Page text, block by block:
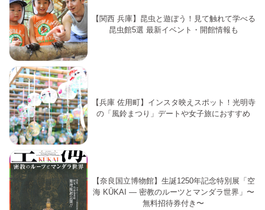
【関西 兵庫】昆虫と遊ぼう！見て触れて学べる
昆虫館5選 最新イベント・開館情報も
【兵庫 佐用町】インスタ映えスポット！光明寺
の「風鈴まつり」デートや女子旅におすすめ
【奈良国立博物館】生誕1250年記念特別展「空
海 KŪKAI ― 密教のルーツとマンダラ世界」〜
無料招待券付き〜